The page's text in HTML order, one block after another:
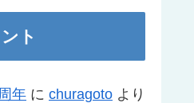
ト
年 に churagoto より